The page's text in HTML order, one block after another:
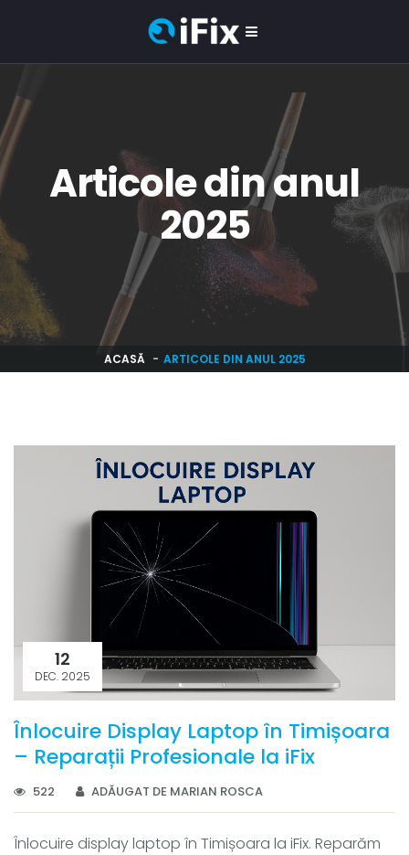
Articole din anul
2025
ACASĂ ARTICOLE DIN ANUL 2025
12
DEC. 2025
Înlocuire Display Laptop în Timișoara
– Reparații Profesionale la iFix
522 ADĂUGAT DE MARIAN ROSCA
Înlocuire display laptop în Timișoara la iFix. Reparăm